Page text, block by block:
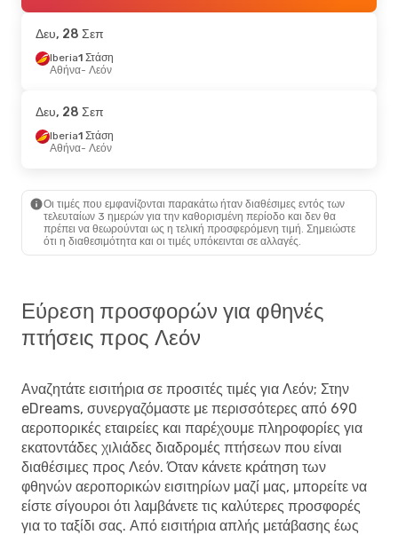
Λεόν- Βαρκελώνη
Τετ, 23 Σεπ- Κυρ, 27 Σεπ
Iberia 1 Στάση
Λεόν- Αθήνα
Δευ, 28 Σεπ
Iberia1 Στάση
Αθήνα- Λεόν
Δευ, 28 Σεπ
Iberia1 Στάση
Αθήνα- Λεόν
Οι τιμές που εμφανίζονται παρακάτω ήταν διαθέσιμες εντός των
τελευταίων 3 ημερών για την καθορισμένη περίοδο και δεν θα
πρέπει να θεωρούνται ως η τελική προσφερόμενη τιμή. Σημειώστε
ότι η διαθεσιμότητα και οι τιμές υπόκεινται σε αλλαγές.
Εύρεση προσφορών για φθηνές
πτήσεις προς Λεόν
Αναζητάτε εισιτήρια σε προσιτές τιμές για Λεόν; Στην
eDreams, συνεργαζόμαστε με περισσότερες από 690
αεροπορικές εταιρείες και παρέχουμε πληροφορίες για
εκατοντάδες χιλιάδες διαδρομές πτήσεων που είναι
διαθέσιμες προς Λεόν. Όταν κάνετε κράτηση των
φθηνών αεροπορικών εισιτηρίων μαζί μας, μπορείτε να
είστε σίγουροι ότι λαμβάνετε τις καλύτερες προσφορές
για το ταξίδι σας. Από εισιτήρια απλής μετάβασης έως